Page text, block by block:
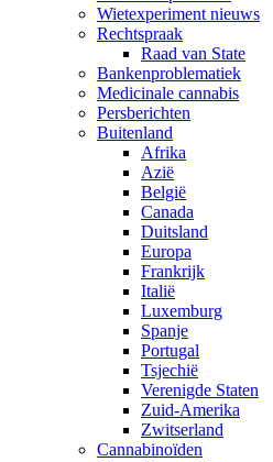
Wietexperiment nieuws
Rechtspraak
Raad van State
Bankenproblematiek
Medicinale cannabis
Persberichten
Buitenland
Afrika
Azië
België
Canada
Duitsland
Europa
Frankrijk
Italië
Luxemburg
Spanje
Portugal
Tsjechië
Verenigde Staten
Zuid-Amerika
Zwitserland
Cannabinoïden